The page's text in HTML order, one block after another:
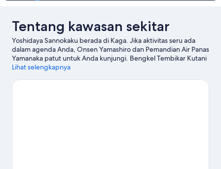
Tentang kawasan sekitar
Yoshidaya Sannokaku berada di Kaga. Jika aktivitas seru ada
dalam agenda Anda, Onsen Yamashiro dan Pemandian Air Panas
Yamanaka patut untuk Anda kunjungi. Bengkel Tembikar Kutani
Kinuya dan Museum Es dan Salju Nakaya Ukichiro juga patut
Kaga
Lihat selengkapnya